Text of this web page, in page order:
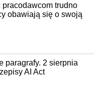
trudno
obawiają się o swoją
paragrafy. 2 sierpnia
AI Act